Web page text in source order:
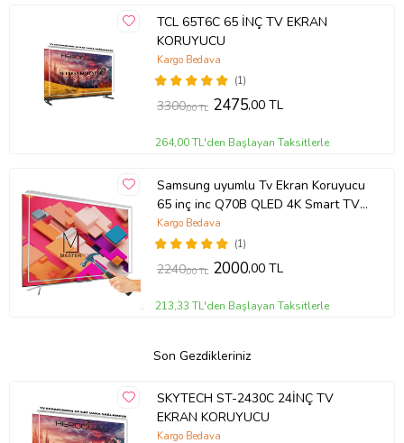
TCL 65T6C 65 İNÇ TV EKRAN
KORUYUCU
(1)
Kargo Bedava
3300,00 TL 2475,00 TL
264,00 TL'den Başlayan Taksitlerle
Samsung uyumlu Tv Ekran Koruyucu
65 inç inc Q70B QLED 4K Smart TV
(2022) QE65Q70BATXTK
(1)
Kargo Bedava
2240,00 TL 2000,00 TL
213,33 TL'den Başlayan Taksitlerle
Son Gezdikleriniz
SKYTECH ST-2430C 24İNÇ TV
EKRAN KORUYUCU
Kargo Bedava